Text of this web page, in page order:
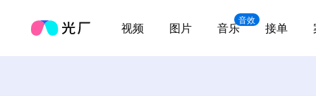
视频 图片
音效
音乐 接单